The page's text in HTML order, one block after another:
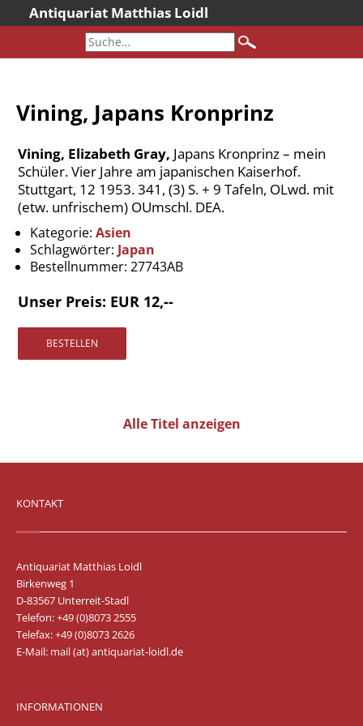
Antiquariat Matthias Loidl
Aktuelles
Neueingänge
Sonderangebote
Katalogarchiv
Newsletter
Über uns
Kontakt
Warenkorb
Versandkosten
Vining, Japans Kronprinz
Vining, Elizabeth Gray, Japans Kronprinz – mein
Schüler. Vier Jahre am japanischen Kaiserhof.
Stuttgart, 12 1953. 341, (3) S. + 9 Tafeln, OLwd. mit
(etw. unfrischem) OUmschl. DEA.
Kategorie: Asien
Schlagwörter: Japan
Bestellnummer: 27743AB
Unser Preis: EUR 12,--
Alle Titel anzeigen
KONTAKT
Antiquariat Matthias Loidl
Birkenweg 1
D-83567 Unterreit-Stadl
Telefon: +49 (0)8073 2555
Telefax: +49 (0)8073 2626
E-Mail: mail (at) antiquariat-loidl.de
INFORMATIONEN